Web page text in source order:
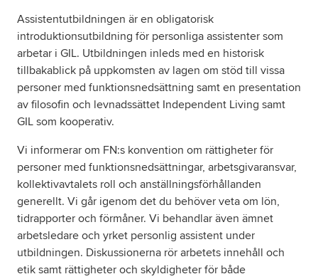
Om oss
Nyheter
FAQ
Tillgänglighetsredogörelse
GDPR
Assistentutbildningen är en obligatorisk
introduktionsutbildning för personliga assistenter som
arbetar i GIL. Utbildningen inleds med en historisk
tillbakablick på uppkomsten av lagen om stöd till vissa
personer med funktionsnedsättning samt en presentation
av filosofin och levnadssättet Independent Living samt
GIL som kooperativ.
Vi informerar om FN:s konvention om rättigheter för
personer med funktionsnedsättningar, arbetsgivaransvar,
kollektivavtalets roll och anställningsförhållanden
generellt. Vi går igenom det du behöver veta om lön,
tidrapporter och förmåner. Vi behandlar även ämnet
arbetsledare och yrket personlig assistent under
utbildningen. Diskussionerna rör arbetets innehåll och
etik samt rättigheter och skyldigheter för både